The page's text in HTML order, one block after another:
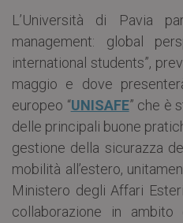
L’Università di Pavia
management: global
international students”,
maggio e dove
europeo “UNISAFE” che è
delle principali buone
gestione della sicurazza
mobilità all’estero,
Ministero degli Affari
collaborazione in